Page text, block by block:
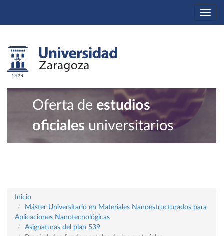
Oferta de estudios
oficiales universitarios
Inicio
Máster Universitario en Materiales Nanoestructurados para
Aplicaciones Nanotecnológicas
Asignaturas del plan 539